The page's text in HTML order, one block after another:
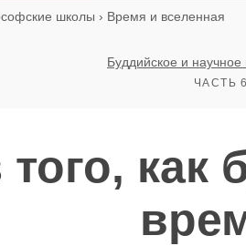
школы › Время и вселенная
Буддийское и
ЧАСТЬ
как